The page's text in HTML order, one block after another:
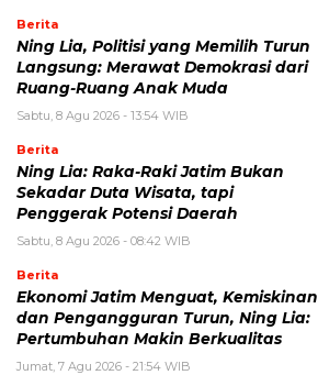
Berita
Ning Lia, Politisi yang Memilih Turun
Langsung: Merawat Demokrasi dari
Ruang-Ruang Anak Muda
Sabtu, 8 Agu 2026 - 13:54 WIB
Berita
Ning Lia: Raka-Raki Jatim Bukan
Sekadar Duta Wisata, tapi
Penggerak Potensi Daerah
Sabtu, 8 Agu 2026 - 08:42 WIB
Berita
Ekonomi Jatim Menguat, Kemiskinan
dan Pengangguran Turun, Ning Lia:
Pertumbuhan Makin Berkualitas
Jumat, 7 Agu 2026 - 21:54 WIB